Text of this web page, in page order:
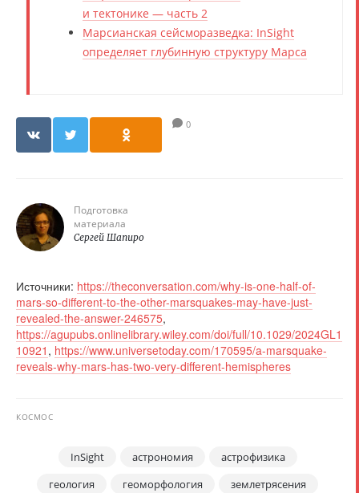
и тектонике — часть 2
Марсианская сейсморазведка: InSight
определяет глубинную структуру Марса
0
Подготовка
материала
Сергей Шапиро
Источники: https://theconversation.com/why-is-one-half-of-
mars-so-different-to-the-other-marsquakes-may-have-just-
revealed-the-answer-246575,
https://agupubs.onlinelibrary.wiley.com/doi/full/10.1029/2024GL1
10921 , https://www.universetoday.com/170595/a-marsquake-
reveals-why-mars-has-two-very-different-hemispheres
КОСМОС
InSight астрономия
астрофизика
геология
геоморфология
землетрясения